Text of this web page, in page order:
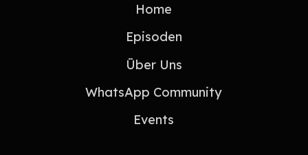
Home
Episoden
Über Uns
WhatsApp Community
Events